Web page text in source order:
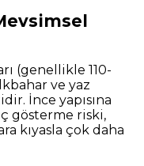
(genellikle 110-
ve yaz
İnce yapısına
gösterme riski,
kıyasla çok daha